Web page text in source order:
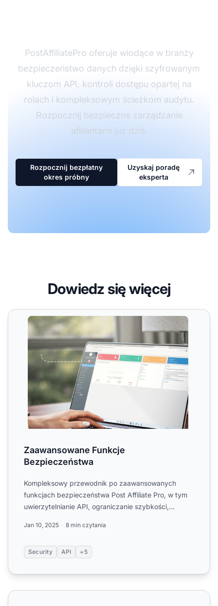
PostAffiliatePro oferuje wiodące w branży
bezpieczeństwo danych dzięki szyfrowanym
kluczom API, kontroli dostępu opartej na
rolach i kompleksowym ścieżkom audytu.
Rozpocznij bezpieczne zarządzanie
afiliantami już dziś.
Rozpocznij bezpłatny
okres próbny
Uzyskaj poradę
eksperta
Dowiedz się więcej
Zaawansowane Funkcje Bezpieczeństwa
Zaawansowane Funkcje
Bezpieczeństwa
Kompleksowy przewodnik po zaawansowanych
funkcjach bezpieczeństwa Post Affiliate Pro, w tym
uwierzytelnianie API, ograniczanie szybkości,
Jan 10, 2025 8 min czytania
Security API +5
Polityka bezpieczeństwa i prywatności